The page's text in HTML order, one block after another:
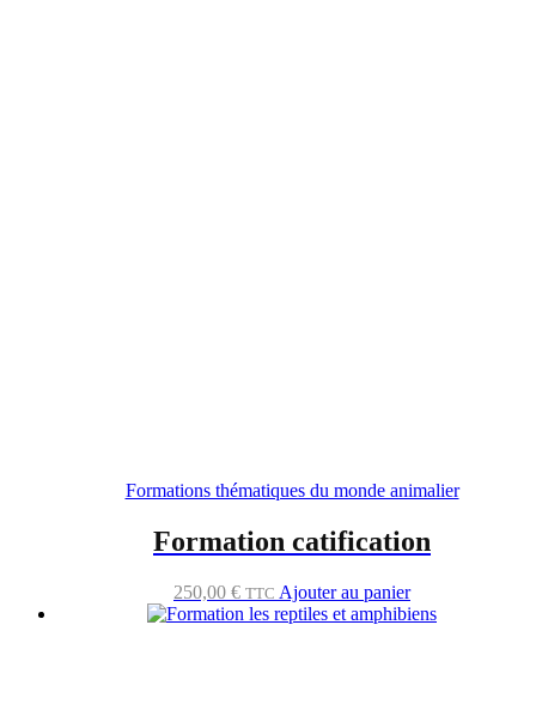
Formations thématiques du monde animalier
Formation catification
250,00 € TTC Ajouter au panier